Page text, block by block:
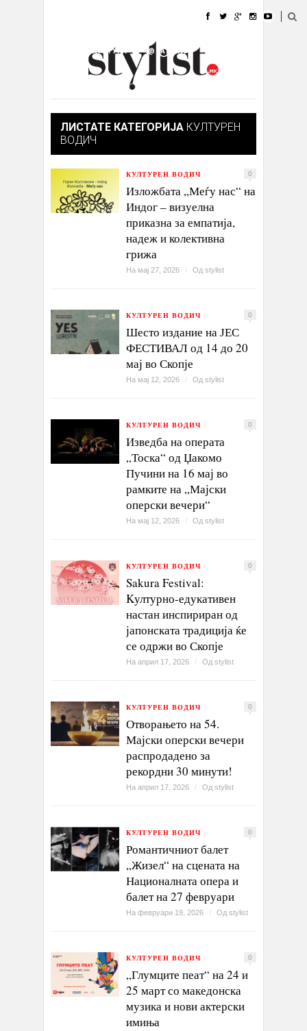
УБАВИНА
КУЛТУРА @РАБОТА
ИЗЛОГ
ЛИСТАТЕ КАТЕГОРИЈА КУЛТУРЕН
ВОДИЧ
КУЛТУРЕН ВОДИЧ 0
Изложбата „Меѓу нас“ на
Индог – визуелна
приказна за емпатија,
надеж и колективна
грижа
На мај 27, 2026 / Од stylist
КУЛТУРЕН ВОДИЧ 0
Шесто издание на ЈЕС
ФЕСТИВАЛ од 14 до 20
мај во Скопје
На мај 12, 2026 / Од stylist
КУЛТУРЕН ВОДИЧ 0
Изведба на операта
„Тоска“ од Џакомо
Пучини на 16 мај во
рамките на „Мајски
оперски вечери“
На мај 12, 2026 / Од stylist
КУЛТУРЕН ВОДИЧ 0
Sakura Festival:
Kултурно-едукативен
настан инспириран од
јапонската традиција ќе
се одржи во Скопје
На април 17, 2026 / Од stylist
КУЛТУРЕН ВОДИЧ 0
Отворањето на 54.
Мајски оперски вечери
распродадено за
рекордни 30 минути!
На април 17, 2026 / Од stylist
КУЛТУРЕН ВОДИЧ 0
Романтичниот балет
„Жизел“ на сцената на
Националната опера и
балет на 27 февруари
На февруари 19, 2026 / Од stylist
КУЛТУРЕН ВОДИЧ 0
„Глумците пеат“ на 24 и
25 март со македонска
музика и нови актерски
имиња